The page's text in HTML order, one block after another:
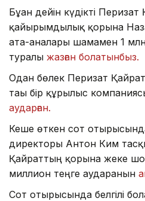
Бұған дейін күдікті
қайырымдылық қорына
ата-аналары шамамен 1
туралы жазған болатынбыз.
Одан бөлек Перизат Қайрат
тағы бір құрылыс
аударған.
Кеше өткен сот
директоры Антон Ким
Қайраттың қорына жеке
миллион теңге аударғанын
Сот отырысында белгілі